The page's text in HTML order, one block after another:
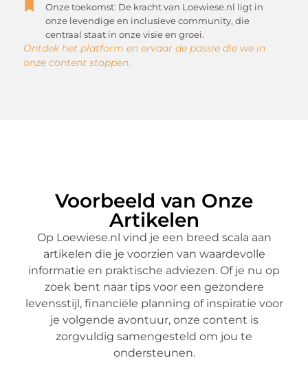
Onze toekomst: De kracht van Loewiese.nl ligt in
onze levendige en inclusieve community, die
centraal staat in onze visie en groei.
Ontdek het platform en ervaar de passie die we in
onze content stoppen.
Voorbeeld van Onze
Artikelen
Op Loewiese.nl vind je een breed scala aan
artikelen die je voorzien van waardevolle
informatie en praktische adviezen. Of je nu op
zoek bent naar tips voor een gezondere
levensstijl, financiële planning of inspiratie voor
je volgende avontuur, onze content is
zorgvuldig samengesteld om jou te
ondersteunen.